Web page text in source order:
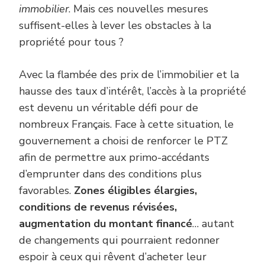
immobilier. Mais ces nouvelles mesures
suffisent-elles à lever les obstacles à la
propriété pour tous ?
Avec la flambée des prix de l’immobilier et la
hausse des taux d’intérêt, l’accès à la propriété
est devenu un véritable défi pour de
nombreux Français. Face à cette situation, le
gouvernement a choisi de renforcer le PTZ
afin de permettre aux primo-accédants
d’emprunter dans des conditions plus
favorables. Zones éligibles élargies,
conditions de revenus révisées,
augmentation du montant financé… autant
de changements qui pourraient redonner
espoir à ceux qui rêvent d’acheter leur